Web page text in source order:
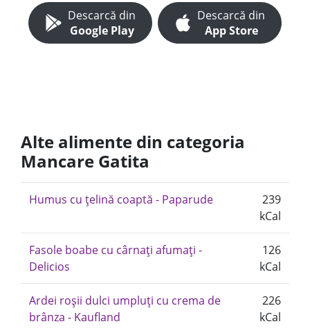
Descarcă din
Google Play
Descarcă din
App Store
Alte alimente din categoria
Mancare Gatita
Humus cu țelină coaptă - Paparude
239
kCal
Fasole boabe cu cârnați afumați -
Delicios
126
kCal
Ardei roșii dulci umpluți cu crema de
brânza - Kaufland
226
kCal